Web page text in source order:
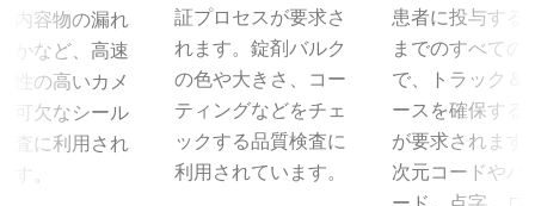
内容物の漏れ
かなど、高速
性の高いカメ
可欠なシール
査に利用され
す。
証プロセスが要求さ
れます。錠剤バルク
の色や大きさ、コー
ティングなどをチェ
ックする品質検査に
利用されています。
患者に投与する
までのすべての
で、トラック＆
ースを確保する
が要求されます
次元コードやバ